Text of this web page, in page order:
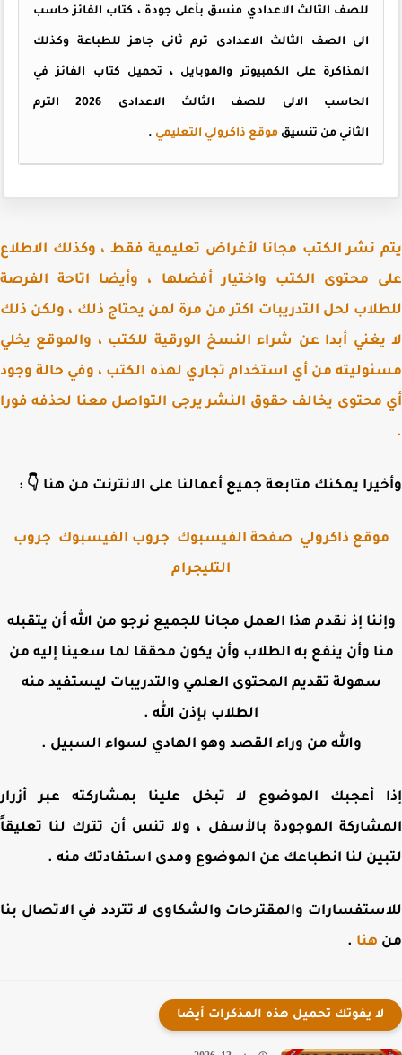
للصف الثالث الاعدادي منسق بأعلى جودة ، كتاب الفائز حاسب
الى الصف الثالث الاعدادى ترم ثانى جاهز للطباعة وكذلك
المذاكرة على الكمبيوتر والموبايل ، تحميل كتاب الفائز في
الحاسب الالى للصف الثالث الاعدادى 2026 الترم
الثاني من تنسيقموقع ذاكرولي التعليمي.
نشر الكتب مجانا لأغراض تعليمية فقط ، وكذلك الاطلاع
محتوى الكتب واختيار أفضلها ، وأيضا اتاحة الفرصة
لحل التدريبات اكتر من مرة لمن يحتاج ذلك ، ولكن ذلك
يغني أبدا عن شراء النسخ الورقية للكتب ، والموقع يخلي
من أي استخدام تجاري لهذه الكتب ، وفي حالة وجود
محتوى يخالف حقوق النشر يرجى التواصل معنا لحذفه فورا
يمكنك متابعة جميع أعمالنا على الانترنت من هنا 👇 :
ذاكرولي صفحة الفيسبوك جروب الفيسبوك جروب
التليجرام
إذ نقدم هذا العمل مجانا للجميع نرجو من الله أن يتقبله
وأن ينفع به الطلاب وأن يكون محققا لما سعينا إليه من
سهولة تقديم المحتوى العلمي والتدريبات ليستفيد منه
الطلاب بإذن الله .
والله من وراء القصد وهو الهادي لسواء السبيل .
أعجبك الموضوع لا تبخل علينا بمشاركته عبر أزرار
الموجودة بالأسفل ، ولا تنس أن تترك لنا تعليقاً
لنا انطباعك عن الموضوع ومدى استفادتك منه .
والمقترحات والشكاوى لا تتردد في الاتصال بنا
هنا.
لا يفوتك تحميل هذه المذكرات أيضا